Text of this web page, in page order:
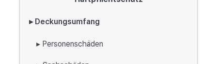
▸ Deckungsumfang
▸ Personenschäden